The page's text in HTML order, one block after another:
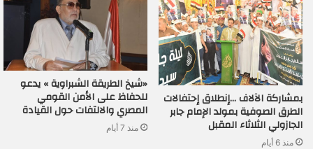
بمشاركة الآلاف …إنطلاق إحتفالات
الطرق الصوفية بمولد الإمام جابر
الجازولي الثلاثاء المقبل
منذ 6 أيام
«شيخ الطريقة الشبراوية » يدعو
للحفاظ على الأمن القومي
المصري والالتفات حول القيادة
منذ 7 أيام